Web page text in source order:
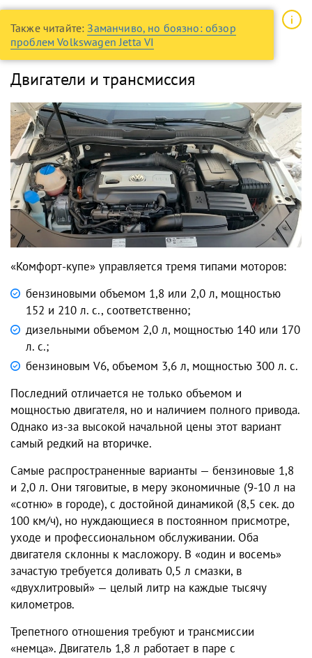
Также читайте:Заманчиво, но боязно: обзор
проблем Volkswagen Jetta VI
Двигатели и трансмиссия
«Комфорт-купе» управляется тремя типами моторов:
бензиновыми объемом 1,8 или 2,0 л, мощностью
152 и 210 л. с., соответственно;
дизельными объемом 2,0 л, мощностью 140 или 170
л. с.;
бензиновым V6, объемом 3,6 л, мощностью 300 л. с.
Последний отличается не только объемом и
мощностью двигателя, но и наличием полного привода.
Однако из-за высокой начальной цены этот вариант
самый редкий на вторичке.
Самые распространенные варианты — бензиновые 1,8
и 2,0 л. Они тяговитые, в меру экономичные (9-10 л на
«сотню» в городе), с достойной динамикой (8,5 сек. до
100 км/ч), но нуждающиеся в постоянном присмотре,
уходе и профессиональном обслуживании. Оба
двигателя склонны к масложору. В «один и восемь»
зачастую требуется доливать 0,5 л смазки, в
«двухлитровый» — целый литр на каждые тысячу
километров.
Трепетного отношения требуют и трансмиссии
«немца». Двигатель 1,8 л работает в паре с